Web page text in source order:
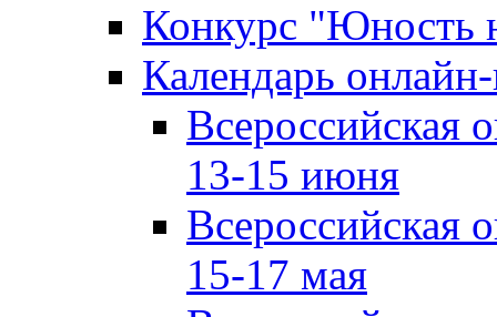
Конкурс "Юность
Календарь
Всероссийская
13-15 июня
Всероссийская
15-17 мая